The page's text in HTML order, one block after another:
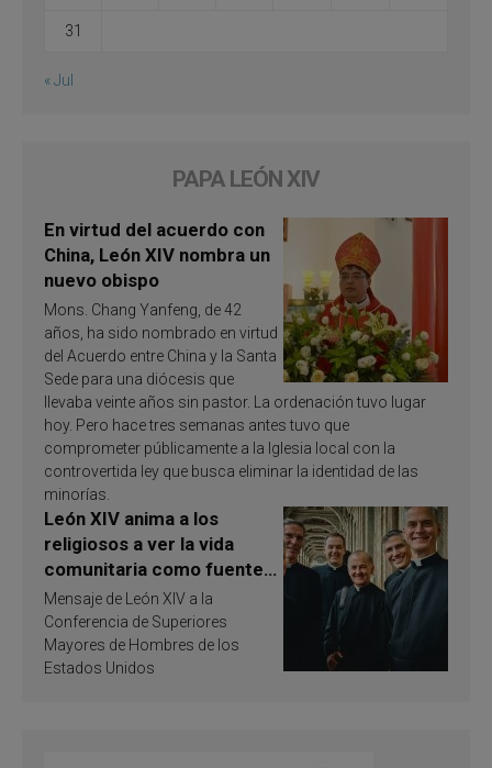
31
« Jul
PAPA LEÓN XIV
En virtud del acuerdo con
China, León XIV nombra un
nuevo obispo
Mons. Chang Yanfeng, de 42
años, ha sido nombrado en virtud
del Acuerdo entre China y la Santa
Sede para una diócesis que
llevaba veinte años sin pastor. La ordenación tuvo lugar
hoy. Pero hace tres semanas antes tuvo que
comprometer públicamente a la Iglesia local con la
controvertida ley que busca eliminar la identidad de las
minorías.
León XIV anima a los
religiosos a ver la vida
comunitaria como fuente
de inspiración y
santificación
Mensaje de León XIV a la
Conferencia de Superiores
Mayores de Hombres de los
Estados Unidos